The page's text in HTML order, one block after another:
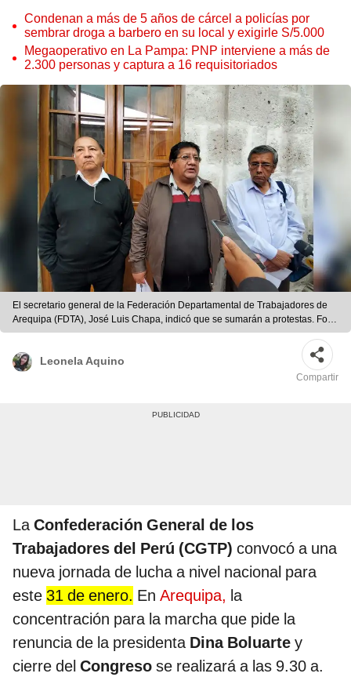
Condenan a más de 5 años de cárcel a policías por
sembrar droga a barbero en su local y exigirle S/5.000
Megaoperativo en La Pampa: PNP interviene a más de
2.300 personas y captura a 16 requisitoriados
El secretario general de la Federación Departamental de Trabajadores de
Arequipa (FDTA), José Luis Chapa, indicó que se sumarán a protestas. Foto:
Leonela Aquino/URPI-LR.
Leonela Aquino
Compartir
LaConfederación General de los
Trabajadores del Perú (CGTP) convocó a una
nueva jornada de lucha a nivel nacional para
este 31 de enero. En Arequipa, la
concentración para la marcha que pide la
renuncia de la presidenta Dina Boluarte y
cierre del Congreso se realizará a las 9.30 a.